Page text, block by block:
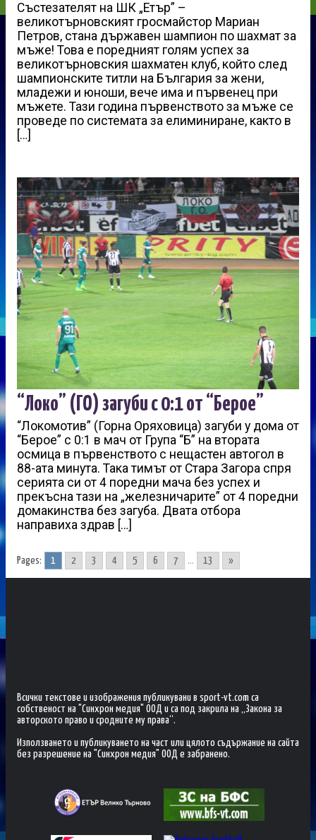
Състезателят на ШК „Етър” –
великотърновският гросмайстор Мариан
Петров, стана държавен шампион по шахмат за
мъже! Това е поредният голям успех за
великотърновския шахматен клуб, който след
шампионските титли на България за жени,
младежи и юноши, вече има и първенец при
мъжете. Тази година първенството за мъже се
проведе по системата за елиминиране, както в
[…]
“Локо” (ГО) загуби с 0:1 от “Берое”
“Локомотив” (Горна Оряховица) загуби у дома от
“Берое” с 0:1 в мач от Група “Б” на втората
осмица в първенството с нещастен автогол в
88-ата минута. Така тимът от Стара Загора спря
серията си от 4 поредни мача без успех и
прекъсна тази на „железничарите” от 4 поредни
домакинства без загуба. Двата отбора
направиха здрав […]
Pages: 1 2 3 4 5 6 7 ... 13 »
Всички текстове и изображения публикувани в sport-vt.com са
собственост на "Синхрон медия" ООД и са под закрила на „Закона за
авторското право и сродните му права“.
Използването и публикуването на част или цялото съдържание на сайта
без разрешение на "Синхрон медия" ООД е забранено.